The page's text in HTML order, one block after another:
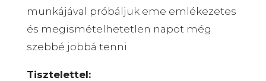
munkájával próbáljuk eme emlékezetes
és megismételhetetlen napot még
szebbé jobbá tenni.
Tisztelettel: